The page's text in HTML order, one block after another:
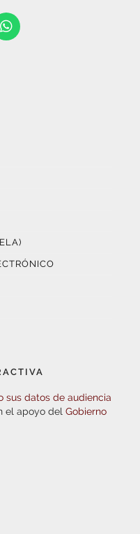
sus datos de audiencia
el apoyo del Gobierno